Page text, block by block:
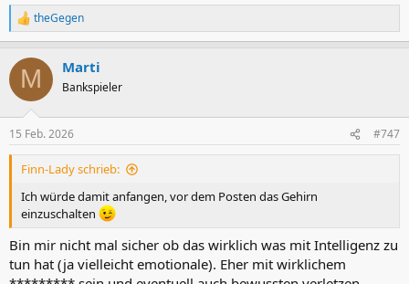
R
e
k
i
e
n
theGegen
M Marti
Bankspieler
15 Feb. 2026 #747
Finn-Lady schrieb:
Ich würde damit anfangen, vor dem Posten das Gehirn
einzuschalten
Bin mir nicht mal sicher ob das wirklich was mit Intelligenz zu
tun hat (ja vielleicht emotionale). Eher mit wirklichem